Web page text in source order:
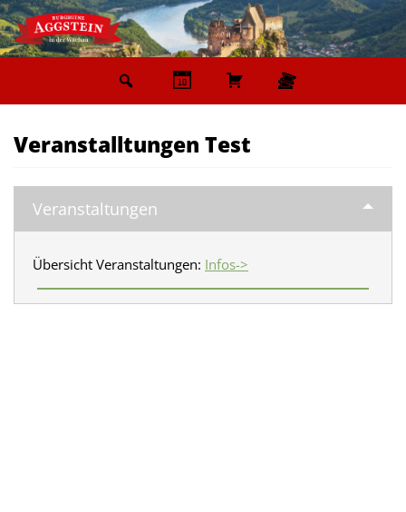
Zum
Inhalt
Veranstalltungen Test
Veranstaltungen
Übersicht Veranstaltungen: Infos->